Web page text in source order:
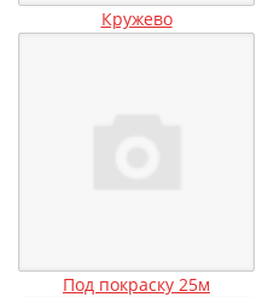
Кружево
Под покраску 25м